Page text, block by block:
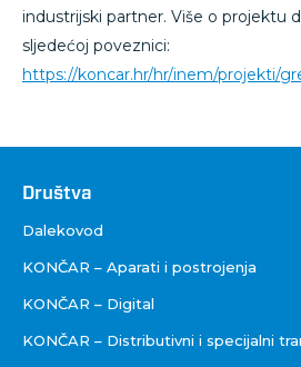
industrijski partner. Više o projektu
sljedećoj poveznici:
https://koncar.hr/hr/inem/projekti/
Društva
Društva
Dalekovod
KONČAR – Aparati i postrojenja
KONČAR – Digital
KONČAR – Distributivni i specijalni